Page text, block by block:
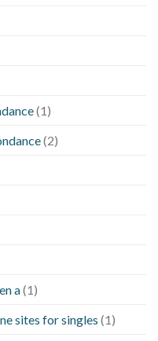
(1)
(2)
a(1)
sites for singles (1)